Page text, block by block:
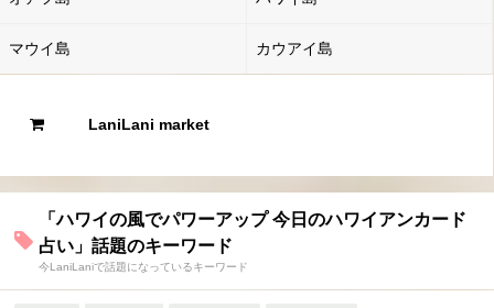
マウイ島 カウアイ島
LaniLani market
「ハワイの風でパワーアップ 今日のハワイアンカード
占い」話題のキーワード
今LaniLaniで話題になっているキーワード